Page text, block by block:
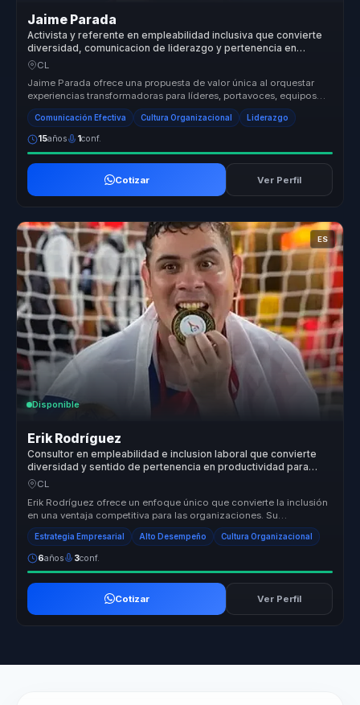
Jaime Parada
Activista y referente en empleabilidad inclusiva que convierte
diversidad, comunicacion de liderazgo y pertenencia en
productividad para equipos.
CL
Jaime Parada ofrece una propuesta de valor única al orquestar
experiencias transformadoras para líderes, portavoces, equipos
comerciales ...
Comunicación Efectiva Cultura Organizacional Liderazgo
15años 1conf.
Cotizar Ver Perfil
ES
Disponible
Erik Rodríguez
Consultor en empleabilidad e inclusion laboral que convierte
diversidad y sentido de pertenencia en productividad para
lideres y equipos.
CL
Erik Rodríguez ofrece un enfoque único que convierte la inclusión
en una ventaja competitiva para las organizaciones. Su
metodología se c...
Estrategia Empresarial Alto Desempeño Cultura Organizacional
6años 3conf.
Cotizar Ver Perfil